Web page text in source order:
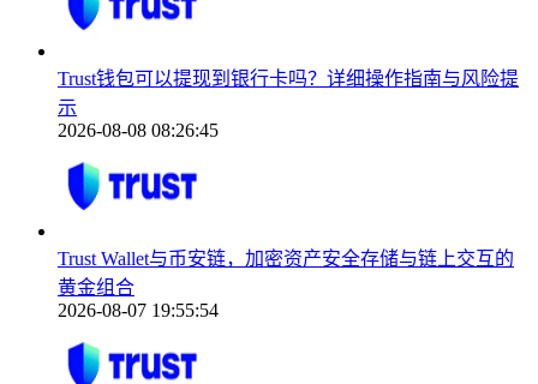
Trust钱包可以提现到银行卡吗？详细操作指南与风险提
示
2026-08-08 08:26:45
Trust Wallet与币安链，加密资产安全存储与链上交互的
黄金组合
2026-08-07 19:55:54